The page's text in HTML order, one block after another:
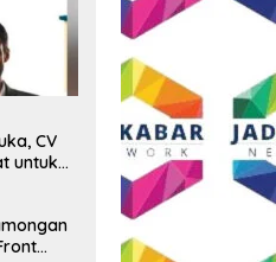
CV
untuk